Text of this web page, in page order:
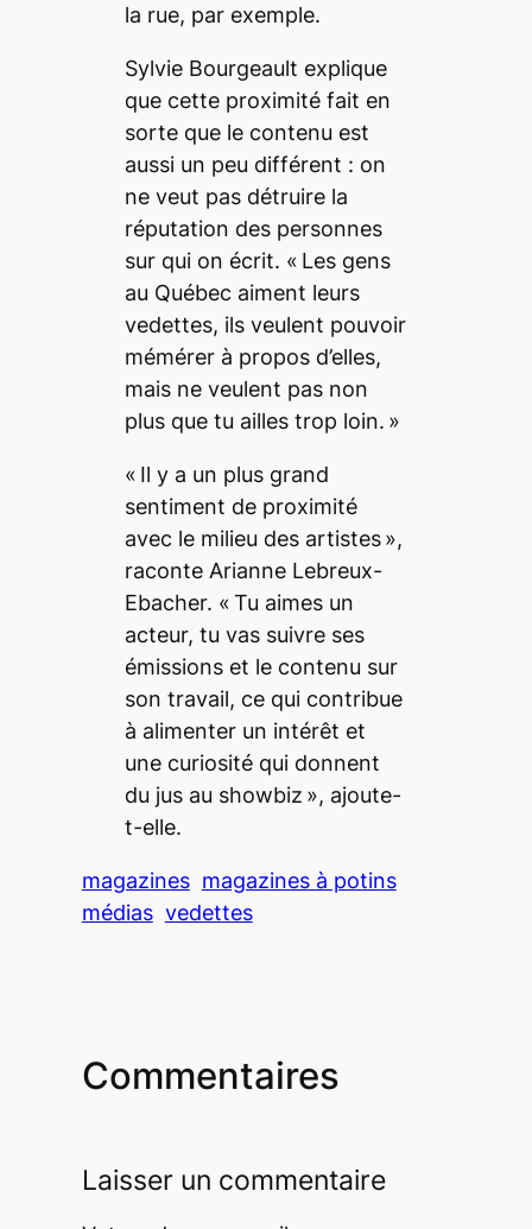
la rue, par exemple.
Sylvie Bourgeault explique
que cette proximité fait en
sorte que le contenu est
aussi un peu différent : on
ne veut pas détruire la
réputation des personnes
sur qui on écrit. « Les gens
au Québec aiment leurs
vedettes, ils veulent pouvoir
mémérerà propos d’elles,
mais ne veulent pas non
plus que tu ailles trop loin. »
« Il y a un plus grand
sentiment de proximité
avec le milieu des artistes »,
raconte Arianne Lebreux-
Ebacher. « Tu aimes un
acteur, tu vas suivre ses
émissions et le contenu sur
son travail, ce qui contribue
à alimenter un intérêt et
une curiosité qui donnent
du jus au showbiz », ajoute-
t-elle.
magazines magazines à potins
médias vedettes
Commentaires
Laisser un commentaire